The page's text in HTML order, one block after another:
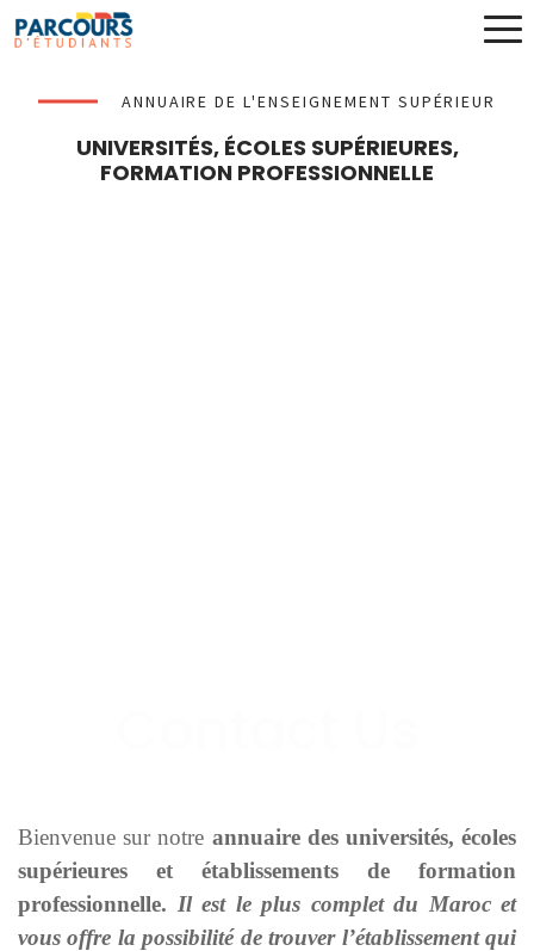
ANNUAIRE DE L'ENSEIGNEMENT SUPÉRIEUR
UNIVERSITÉS, ÉCOLES SUPÉRIEURES,
FORMATION PROFESSIONNELLE
Bienvenue sur notre annuaire des universités, écoles
supérieures et établissements de formation
professionnelle. Il est le plus complet du Maroc et
vous offre la possibilité de trouver l’établissement qui